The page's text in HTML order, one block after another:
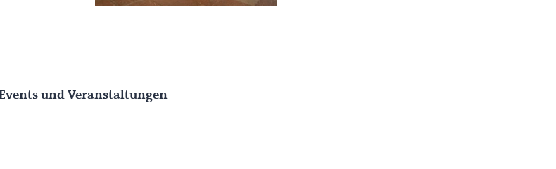
und Veranstaltungen